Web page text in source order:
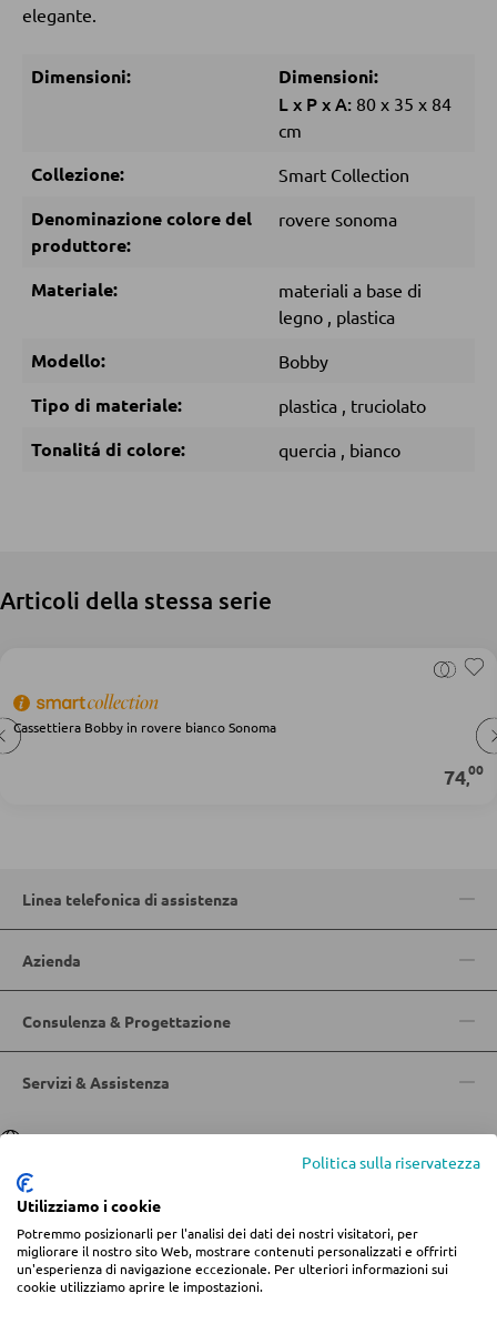
Poltrone con schienale ad ali
SGABELLI
Sgabelli da bar
DORMIRE
Letti imbottiti
Camere complete
Doghe
Armadi con ante scorrevoli
SPECCHI
Specchi da terra
Specchi boudoir e da trucco
elegante.
Dimensioni: Dimensioni:
Lx PxA: 80 x 35 x 84
cm
Collezione: Smart Collection
Denominazione colore del
produttore:
rovere sonoma
Materiale:
materiali a base di
legno
plastica
Modello: Bobby
Tipo di materiale: plastica truciolato
Tonalitá di colore: quercia bianco
Articoli della stessa serie
Cassettiera Bobby in rovere bianco Sonoma
74,00
Linea telefonica di assistenza
Azienda
Consulenza & Progettazione
Servizi & Assistenza
LinguaDeutsch|Italiano
© 2026 Centro arredamento Jungmann
* Tutti i prezzi includono l'IVA piùspese di spedizionese non diversamente
indicato.
Politica sulla riservatezza
Utilizziamo i cookie
Potremmo posizionarli per l'analisi dei dati dei nostri visitatori, per
migliorare il nostro sito Web, mostrare contenuti personalizzati e offrirti
un'esperienza di navigazione eccezionale. Per ulteriori informazioni sui
cookie utilizziamo aprire le impostazioni.